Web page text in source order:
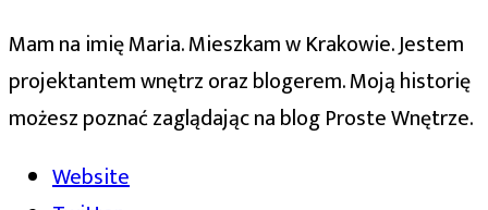
Mam na imię Maria. Mieszkam w Krakowie. Jestem
projektantem wnętrz oraz blogerem. Moją historię
możesz poznać zaglądając na blog Proste Wnętrze.
Website